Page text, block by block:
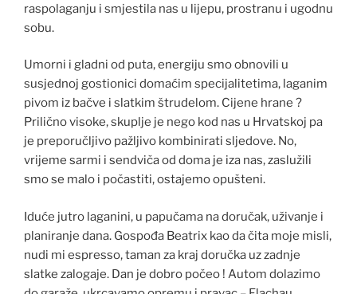
raspolaganju i smjestila nas u lijepu, prostranu i ugodnu
sobu.
Umorni i gladni od puta, energiju smo obnovili u
susjednoj gostionici domaćim specijalitetima, laganim
pivom iz bačve i slatkim štrudelom. Cijene hrane ?
Prilično visoke, skuplje je nego kod nas u Hrvatskoj pa
je preporučljivo pažljivo kombinirati sljedove. No,
vrijeme sarmi i sendviča od doma je iza nas, zaslužili
smo se malo i počastiti, ostajemo opušteni.
Iduće jutro laganini, u papučama na doručak, uživanje i
planiranje dana. Gospođa Beatrix kao da čita moje misli,
nudi mi espresso, taman za kraj doručka uz zadnje
slatke zalogaje. Dan je dobro počeo ! Autom dolazimo